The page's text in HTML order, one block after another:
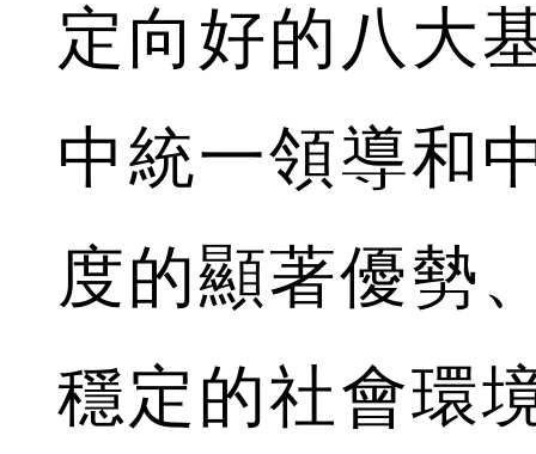
定向好的八大
中統一領導和
度的顯著優勢
穩定的社會環